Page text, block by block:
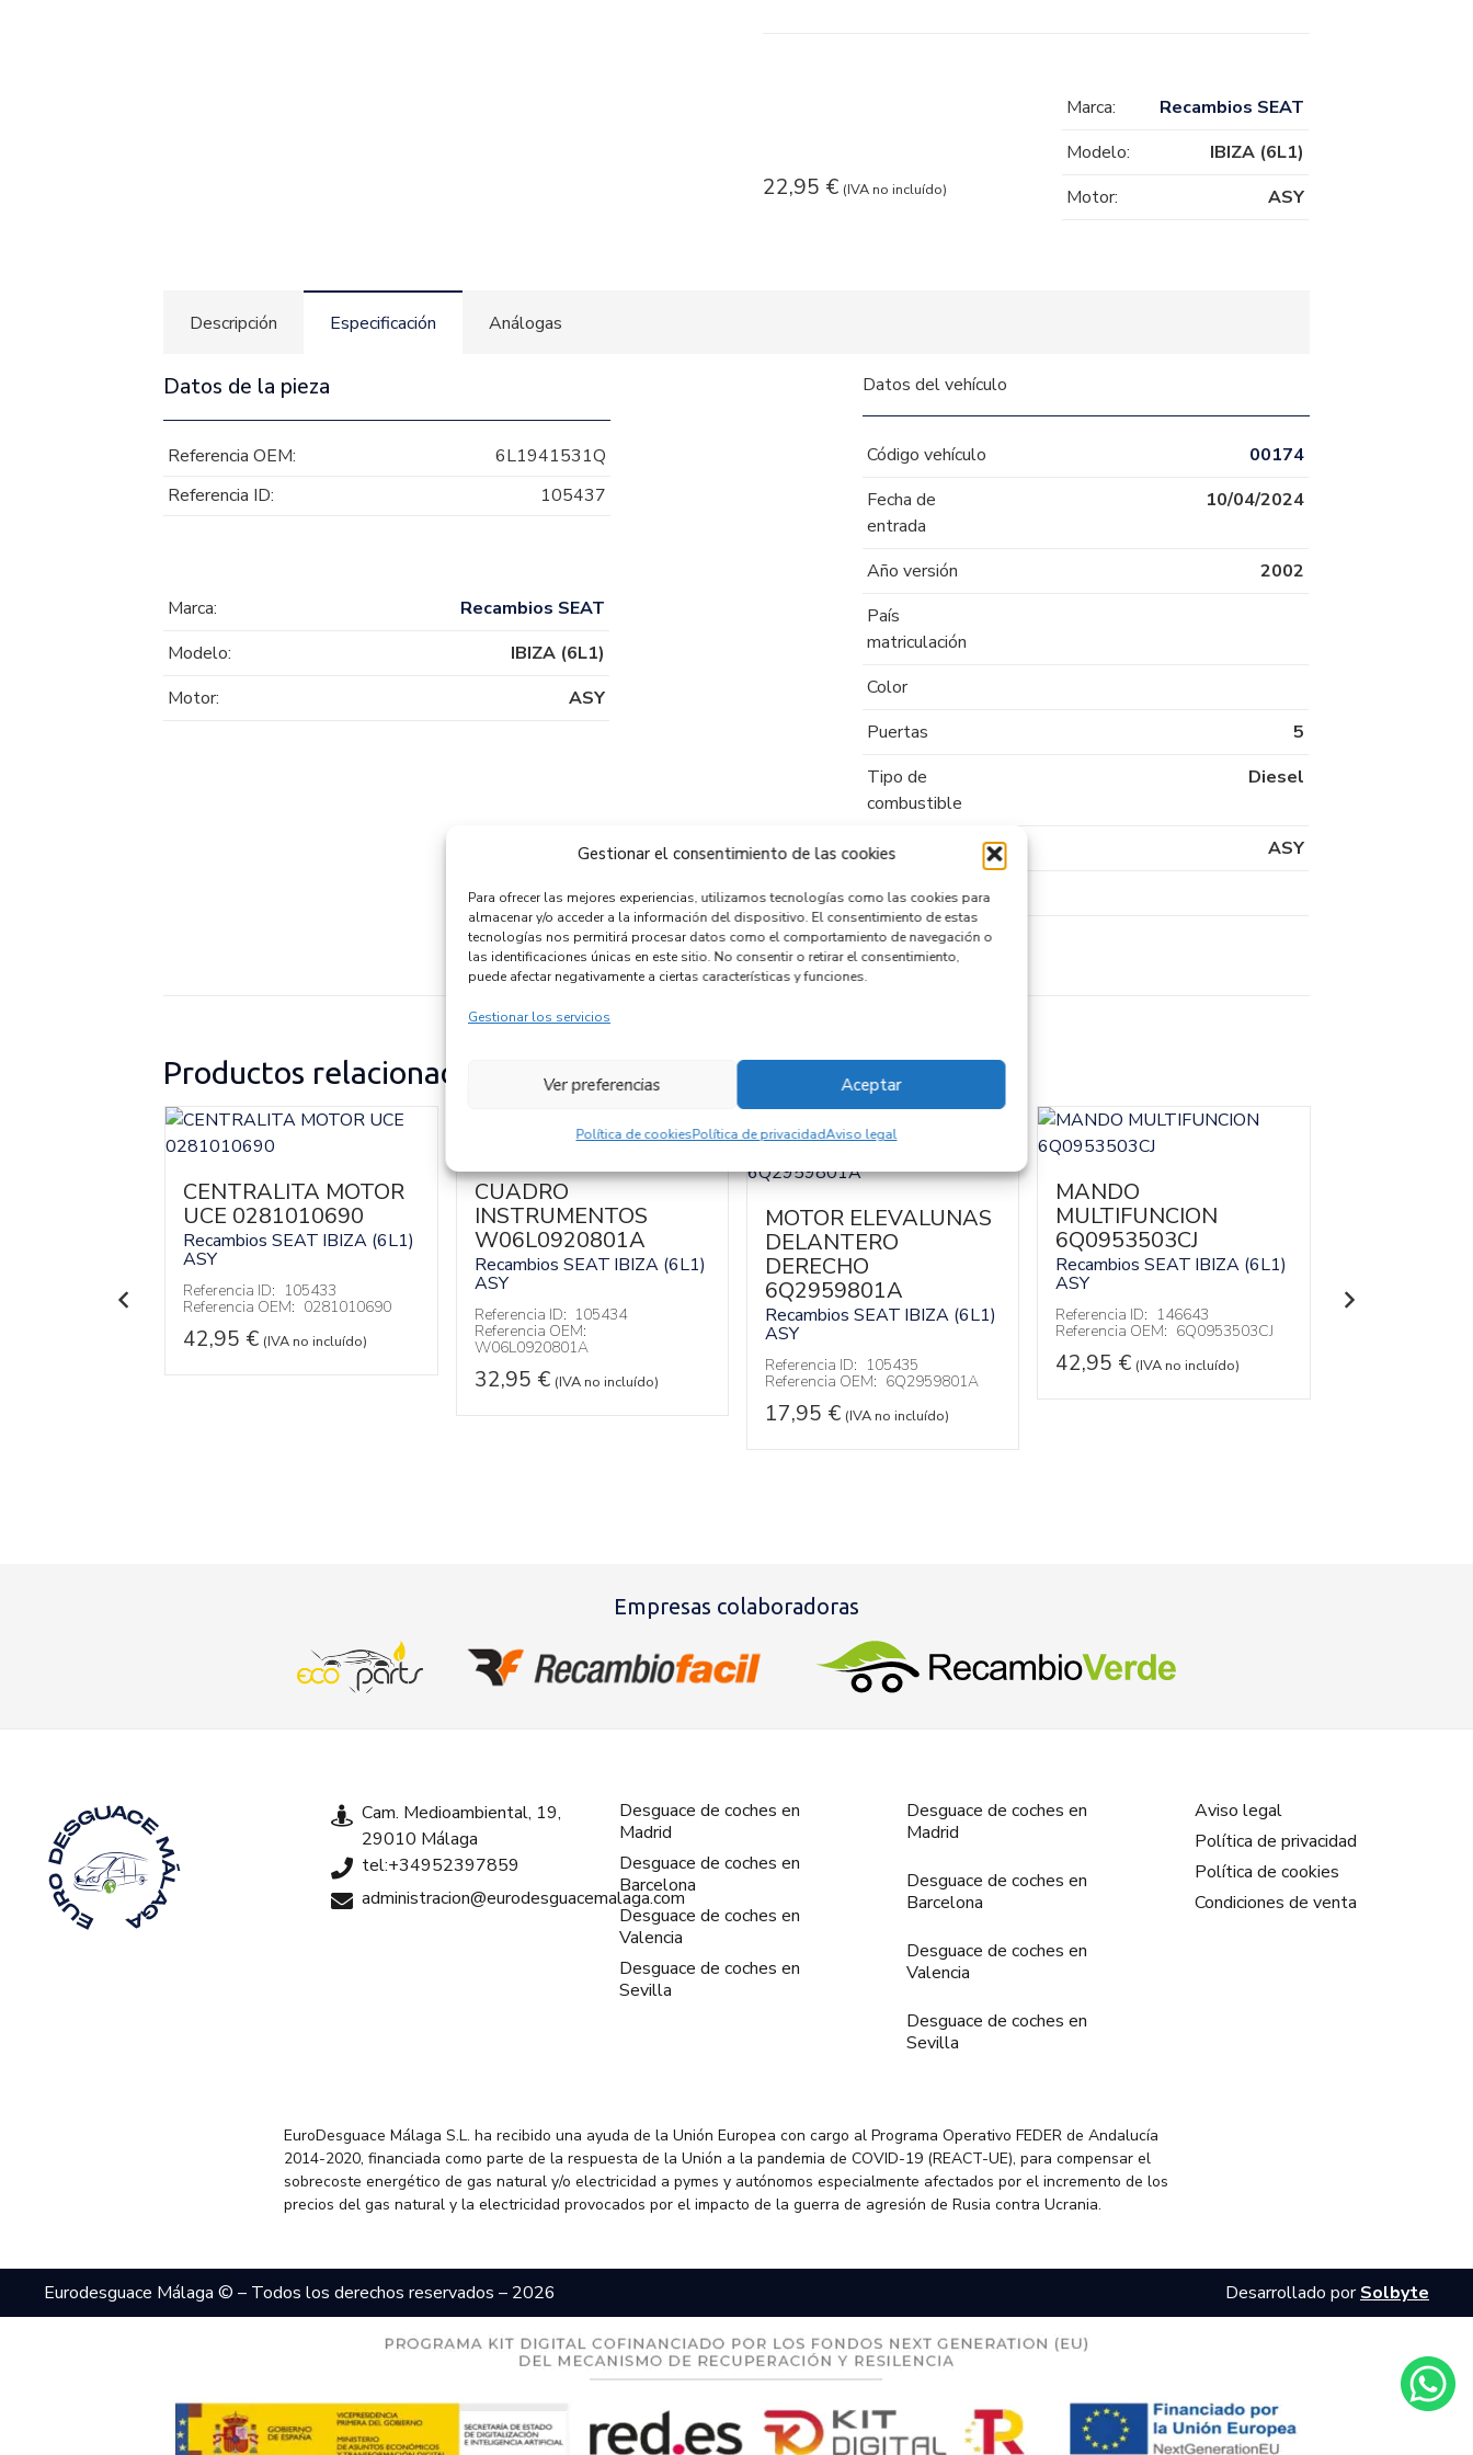
Gestionar el consentimiento de las cookies
Para ofrecer las mejores experiencias, utilizamos tecnologías como las cookies para
almacenar y/o acceder a la información del dispositivo. El consentimiento de estas
tecnologías nos permitirá procesar datos como el comportamiento de navegación o
las identificaciones únicas en este sitio. No consentir o retirar el consentimiento,
puede afectar negativamente a ciertas características y funciones.
Gestionar los servicios
Aceptar
Ver preferencias
Política de cookiesPolítica de privacidadAviso legal
22,95 € (IVA no incluído)
Marca:
Recambios SEAT
Modelo:
IBIZA (6L1)
Motor:
ASY
Descripción Especificación Análogas
Datos de la pieza
Referencia OEM:
6L1941531Q
Referencia ID:
105437
Marca:
Recambios SEAT
Modelo:
IBIZA (6L1)
Motor:
ASY
Datos del vehículo
Código vehículo
00174
Fecha de
entrada
10/04/2024
Año versión
2002
País
matriculación
Color
Puertas
5
Tipo de
combustible
Diesel
Código motor
ASY
Código cambio
Productos relacionados
CENTRALITA MOTOR
UCE 0281010690
Recambios SEAT IBIZA (6L1)
ASY
Referencia ID: 105433
Referencia OEM: 0281010690
42,95 € (IVA no incluído)
CUADRO
INSTRUMENTOS
W06L0920801A
Recambios SEAT IBIZA (6L1)
ASY
Referencia ID: 105434
Referencia OEM:
W06L0920801A
32,95 € (IVA no incluído)
MOTOR ELEVALUNAS
DELANTERO
DERECHO
6Q2959801A
Recambios SEAT IBIZA (6L1)
ASY
Referencia ID: 105435
Referencia OEM: 6Q2959801A
17,95 € (IVA no incluído)
MANDO
MULTIFUNCION
6Q0953503CJ
Recambios SEAT IBIZA (6L1)
ASY
Referencia ID: 146643
Referencia OEM: 6Q0953503CJ
42,95 € (IVA no incluído)
Referencia ID:
Referencia OEM:
Empresas colaboradoras
Cam. Medioambiental, 19,
29010 Málaga
tel:+34952397859
administracion@eurodesguacemalaga.com
Desguace de coches en
Madrid
Desguace de coches en
Barcelona
Desguace de coches en
Valencia
Desguace de coches en
Sevilla
Desguace de coches en
Madrid
Desguace de coches en
Barcelona
Desguace de coches en
Valencia
Desguace de coches en
Sevilla
Aviso legal
Política de privacidad
Política de cookies
Condiciones de venta
EuroDesguace Málaga S.L. ha recibido una ayuda de la Unión Europea con cargo al Programa Operativo FEDER de Andalucía
2014-2020, financiada como parte de la respuesta de la Unión a la pandemia de COVID-19 (REACT-UE), para compensar el
sobrecoste energético de gas natural y/o electricidad a pymes y autónomos especialmente afectados por el incremento de los
precios del gas natural y la electricidad provocados por el impacto de la guerra de agresión de Rusia contra Ucrania.
Eurodesguace Málaga © – Todos los derechos reservados – 2026 Desarrollado porSolbyte